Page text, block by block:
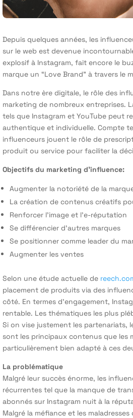
Depuis quelques années, les
sur le web est devenue
explosif à Instagram, fait encore le
marque un “Love Brand” à travers le
Dans notre ère digitale, le rôle des
marketing de nombreux entreprises.
tels que Instagram et YouTube peut
authentique et individuelle. Compte
influenceurs jouent le rôle de
produit ou service pour faciliter la
Objectifs du marketing d’influence:
Augmenter la notoriété de la
La création de contenus créatifs
Renforcer l’image et l’e-réputation
Se différencier d’autres marques
Se positionner comme leader du
Augmenter les ventes
Selon une étude actuelle de
placement de produits via des
côté. En termes d’engagement,
rentable. Les thématiques les plus
Si on vise justement les
sont les principaux contenus que les
particulièrement bien adapté à ces
La problématique
Malgré leur succès énorme, les
récurrentes tel que la manque de
abonnés sur Instagram nuit à la
Malgré la méfiance et les